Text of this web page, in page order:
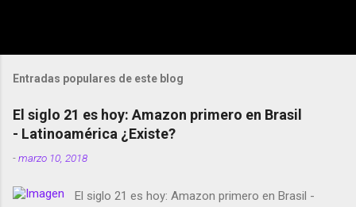
Entradas populares de este blog
El siglo 21 es hoy: Amazon primero en Brasil
- Latinoamérica ¿Existe?
-marzo 10, 2018
El siglo 21 es hoy: Amazon primero en Brasil -